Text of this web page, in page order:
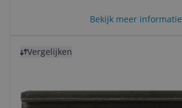
Bekijk meer informatie
Vergelijken